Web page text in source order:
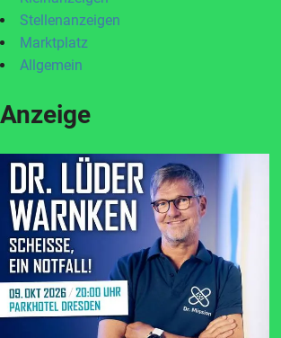
Stellenanzeigen
Marktplatz
Allgemein
Anzeige